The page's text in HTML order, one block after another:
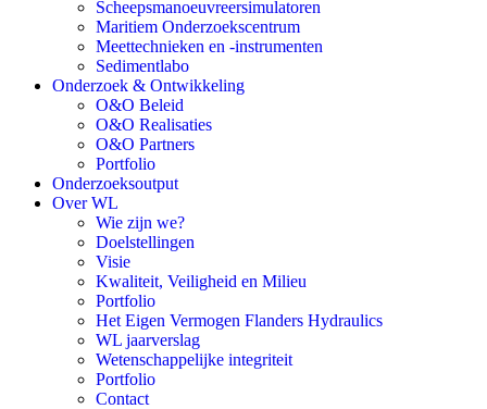
Scheepsmanoeuvreersimulatoren
Maritiem Onderzoekscentrum
Meettechnieken en -instrumenten
Sedimentlabo
Onderzoek & Ontwikkeling
O&O Beleid
O&O Realisaties
O&O Partners
Portfolio
Onderzoeksoutput
Over WL
Wie zijn we?
Doelstellingen
Visie
Kwaliteit, Veiligheid en Milieu
Portfolio
Het Eigen Vermogen Flanders Hydraulics
WL jaarverslag
Wetenschappelijke integriteit
Portfolio
Contact